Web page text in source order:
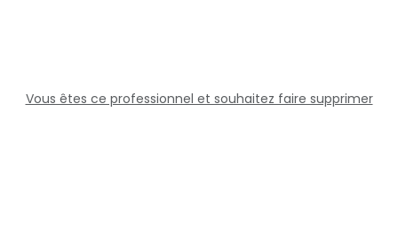
Vous êtes ce professionnel et souhaitez faire supprimer